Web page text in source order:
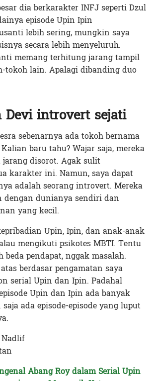
dia berkarakter INFJ seperti Dzul
episode Upin Ipin
lebih sering, mungkin saya
secara lebih menyeluruh.
memang terhitung jarang tampil
tokoh lain. Apalagi dibanding duo
introvert sejati
sebenarnya ada tokoh bernama
baru tahu? Wajar saja, mereka
jarang disorot. Agak sulit
karakter ini. Namun, saya dapat
adalah seorang introvert. Mereka
dengan dunianya sendiri dan
yang kecil.
Upin, Ipin, dan anak-anak
mengikuti psikotes MBTI. Tentu
beda pendapat, nggak masalah.
berdasar pengamatan saya
serial Upin dan Ipin. Padahal
Upin dan Ipin ada banyak
ada episode-episode yang luput
Abang Roy dalam Serial Upin